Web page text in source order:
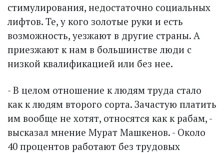
стимулирования, недостаточно социальных
лифтов. Те, у кого золотые руки и есть
возможность, уезжают в другие страны. А
приезжают к нам в большинстве люди с
низкой квалификацией или без нее.
- В целом отношение к людям труда стало
как к людям второго сорта. Зачас­тую платить
им вообще не хотят, относятся как к рабам, -
высказал мнение Мурат Машкенов. - Около
40 процентов работают без трудовых